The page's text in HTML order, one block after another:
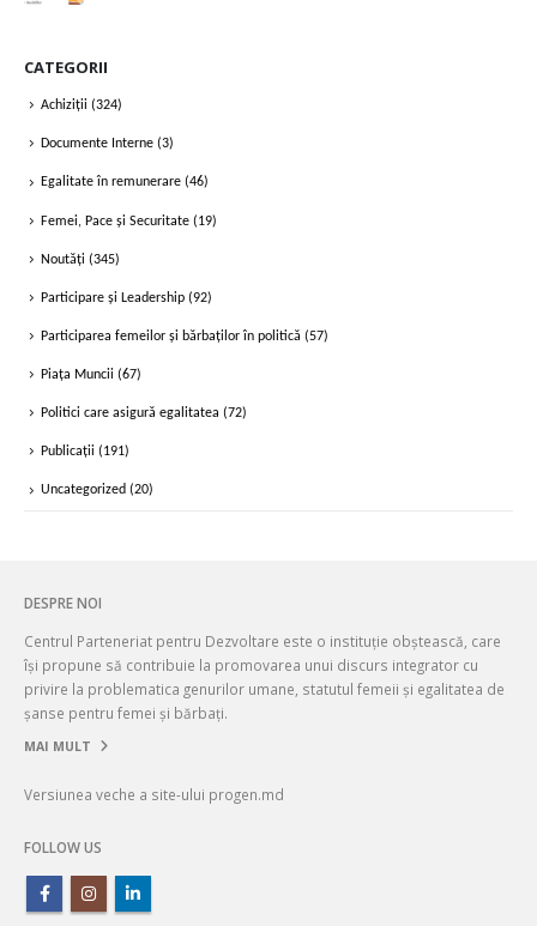
CATEGORII
Achiziții (324)
Documente Interne (3)
Egalitate în remunerare (46)
Femei, Pace și Securitate (19)
Noutăți (345)
Participare și Leadership (92)
Participarea femeilor și bărbaților în politică (57)
Piața Muncii (67)
Politici care asigură egalitatea (72)
Publicații (191)
Uncategorized (20)
DESPRE NOI
Centrul Parteneriat pentru Dezvoltare este o instituție obștească, care
își propune să contribuie la promovarea unui discurs integrator cu
privire la problematica genurilor umane, statutul femeii și egalitatea de
șanse pentru femei și bărbați.
MAI MULT
Versiunea veche a site-ului progen.md
FOLLOW US